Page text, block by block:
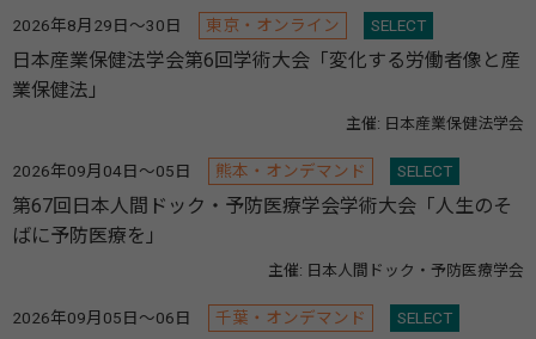
2026年8月29日～30日 東京・オンライン SELECT
日本産業保健法学会第6回学術大会「変化する労働者像と産
業保健法」
主催: 日本産業保健法学会
2026年09月04日～05日 熊本・オンデマンド SELECT
第67回日本人間ドック・予防医療学会学術大会「人生のそ
ばに予防医療を」
主催: 日本人間ドック・予防医療学会
2026年09月05日～06日 千葉・オンデマンド SELECT